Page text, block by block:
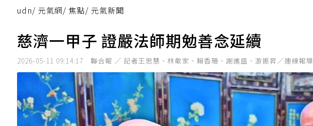
udn/ 元氣網/ 焦點/ 元氣新聞
慈濟一甲子 證嚴法師期勉善念延續
2026-05-11 09:14:17 聯合報 ／ 記者王思慧、林敬家、賴香珊、謝進盛、游振昇／連線報導